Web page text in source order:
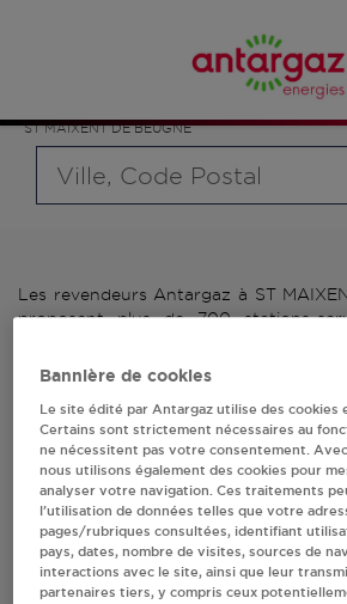
ST MAIXENT DE BEUGNE
bouteille souhaité et le type de point
distributeur automatique de bouteilles
carburant)
Les revendeurs Antargaz à ST
proposent plus de 700 stations-
des revendeurs Antargaz à ST
distributeurs de bouteilles de gaz.
1 revendeur(s)
à ST
Bannière de cookies
Le site édité par Antargaz utilise des cookies
Certains sont strictement nécessaires au
ne nécessitent pas votre consentement.
nous utilisons également des cookies pour
analyser votre navigation. Ces traitements
l’utilisation de données telles que votre
pages/rubriques consultées, identifiant
pays, dates, nombre de visites, sources de
interactions avec le site, ainsi que leur
partenaires tiers, y compris ceux